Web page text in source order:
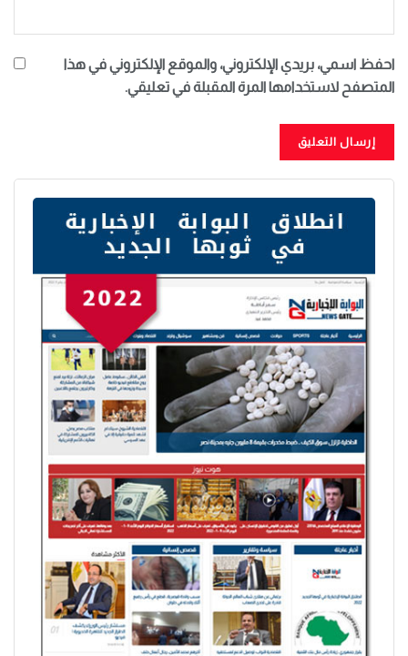
احفظ اسمي، بريدي الإلكتروني، والموقع الإلكتروني في هذا
المتصفح لاستخدامها المرة المقبلة في تعليقي.